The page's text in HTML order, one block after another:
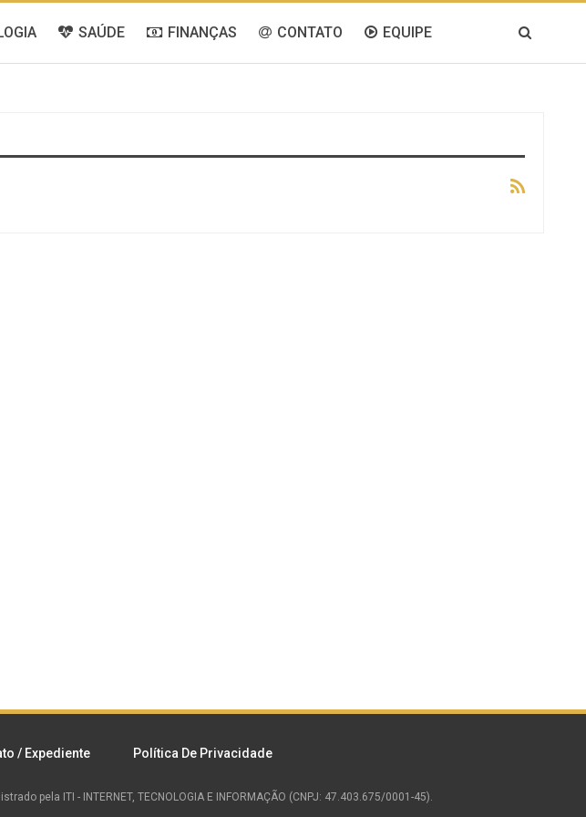
SAÚDE FINANÇAS CONTATO EQUIPE
/ Expediente Política De Privacidade
pela ITI - INTERNET, TECNOLOGIA E INFORMAÇÃO (CNPJ: 47.403.675/0001-45).